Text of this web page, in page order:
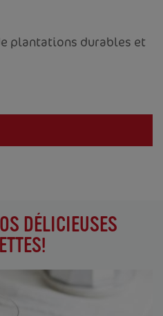
plantations durables et
DÉLICIEUSES